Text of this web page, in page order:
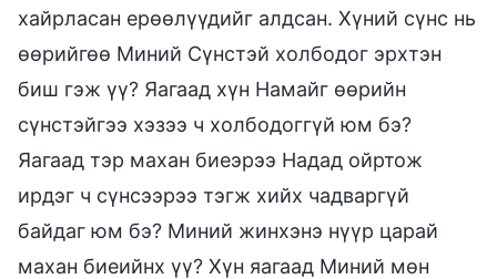
хайрласан ерөөлүүдийг алдсан. Хүний сүнс нь
өөрийгөө Миний Сүнстэй холбодог эрхтэн
биш гэж үү? Яагаад хүн Намайг өөрийн
сүнстэйгээ хэзээ ч холбодоггүй юм бэ?
Яагаад тэр махан биеэрээ Надад ойртож
ирдэг ч сүнсээрээ тэгж хийх чадваргүй
байдаг юм бэ? Миний жинхэнэ нүүр царай
махан биеийнх үү? Хүн яагаад Миний мөн